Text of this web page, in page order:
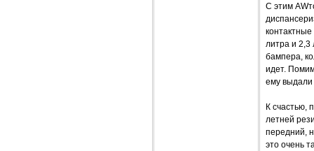
С этим
литра и 2,3
бампера,
идет.
ему выдали
К счастью,
летней
передний,
это очень